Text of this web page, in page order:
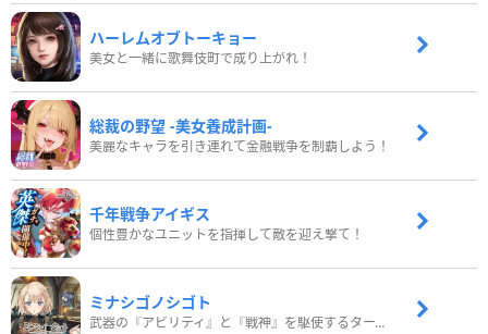
ハーレムオブトーキョー
美女と一緒に歌舞伎町で成り上がれ！
総裁の野望 -美女養成計画-
美麗なキャラを引き連れて金融戦争を制覇しよう！
千年戦争アイギス
個性豊かなユニットを指揮して敵を迎え撃て！
ミナシゴノシゴト
武器の『アビリティ』と『戦神』を駆使するターン制コマンドバトルRPG！